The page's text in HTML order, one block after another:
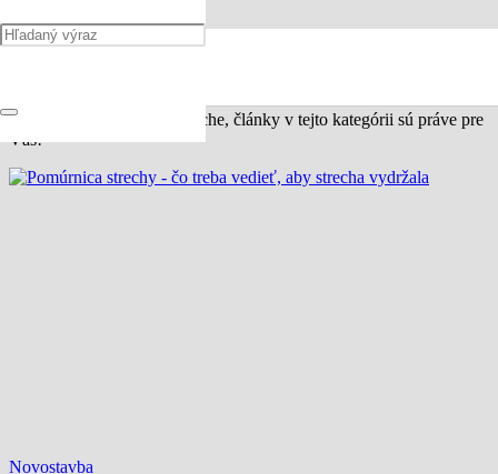
Ak rozmýšľate o novej streche, články v tejto kategórii sú práve pre
Vás!
Novostavba